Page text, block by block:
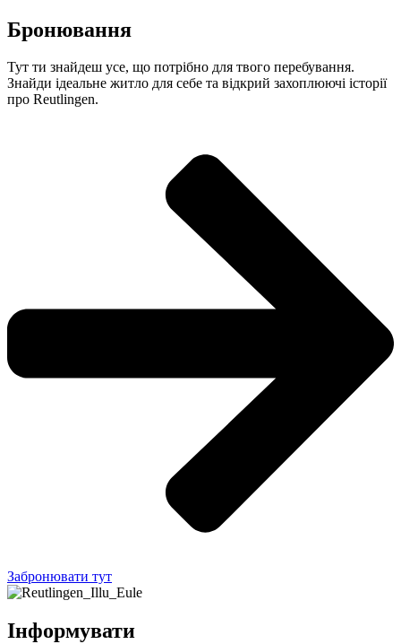
Бронювання
Тут ти знайдеш усе, що потрібно для твого перебування.
Знайди ідеальне житло для себе та відкрий захоплюючі історії
про Reutlingen.
Забронювати тут
Інформувати